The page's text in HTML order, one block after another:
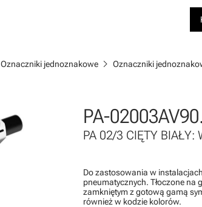
Oznaczniki jednoznakowe chevron_right Oznaczniki
PA-
PA 02/3 CIĘTY BIAŁY:
Do zastosowania w
pneumatycznych. Tłoczone
zamkniętym z gotową gamą
również w kodzie kolorów.